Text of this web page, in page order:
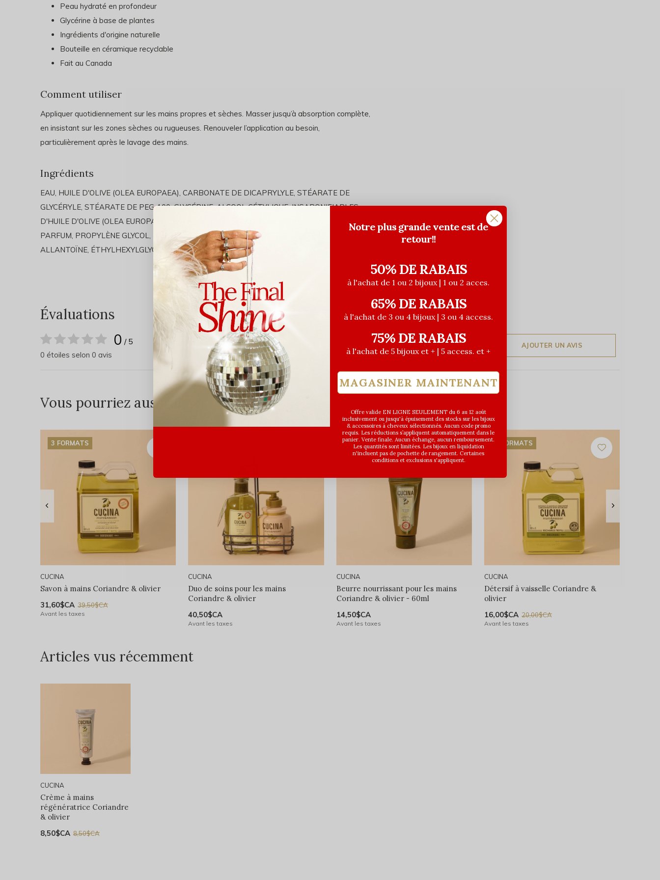
Peau hydraté en profondeur
Glycérine à base de plantes
Ingrédients d'origine naturelle
Bouteille en céramique recyclable
Fait au Canada
Comment utiliser
Appliquer quotidiennement sur les mains propres et sèches. Masser jusqu’à absorption complète,
en insistant sur les zones sèches ou rugueuses. Renouveler l’application au besoin,
particulièrement après le lavage des mains.
Ingrédients
EAU, HUILE D'OLIVE (OLEA EUROPAEA), CARBONATE DE DICAPRYLYLE, STÉARATE DE
GLYCÉRYLE, STÉARATE DE PEG-100, GLYCÉRINE, ALCOOL CÉTYLIQUE, INSAPONIFIABLES
D'HUILE D'OLIVE (OLEA EUROPAEA), EXTRAIT DE FEUILLE D'OLIVE (OLEA EUROPAEA),
PARFUM, PROPYLÈNE GLYCOL, PHÉNOXYÉTHANOL, POLYCRYLATE DE SODIUM,
ALLANTOÏNE, ÉTHYLHEXYLGLYCÉRINE, EDTA DISODIQUE. N° 55-68D
Évaluations
0 / 5
0 étoiles selon 0 avis
AJOUTER UN AVIS
Vous pourriez aussi aimer...
3 FORMATS
CUCINA
Savon à mains Coriandre & olivier
31,60$CA 39,50$CA
Avant les taxes
CUCINA
Duo de soins pour les mains
Coriandre & olivier
40,50$CA
Avant les taxes
CUCINA
Beurre nourrissant pour les mains
Coriandre & olivier - 60ml
14,50$CA
Avant les taxes
2 FORMATS
CUCINA
Détersif à vaisselle Coriandre &
olivier
16,00$CA 20,00$CA
Avant les taxes
Articles vus récemment
CUCINA
Crème à mains
régénératrice Coriandre
& olivier
8,50$CA 8,50$CA
Notre plus grande vente est de
retour!!
50% DE RABAIS
à l'achat de 1 ou 2 bijoux | 1 ou 2 acces.
65% DE RABAIS
à l'achat de 3 ou 4 bijoux | 3 ou 4 access.
75% DE RABAIS
à l'achat de 5 bijoux et + | 5 access. et +
MAGASINER MAINTENANT
Offre valide EN LIGNE SEULEMENT du 6 au 12 août
inclusivement ou jusqu'à épuisement des stocks sur les bijoux
& accessoires à cheveux sélectionnés. Aucun code promo
requis. Les réductions s’appliquent automatiquement dans le
panier. Vente finale. Aucun échange, aucun remboursement.
Les quantités sont limitées. Les bijoux en liquidation
n'incluent pas de pochette de rangement. Certaines
conditions et exclusions s'appliquent.